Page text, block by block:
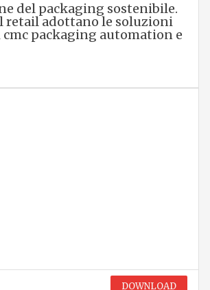
del packaging sostenibile.
retail adottano le soluzioni
cmc packaging automation e
DOWNLOAD